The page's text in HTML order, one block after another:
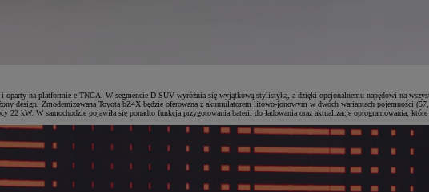
na platformie e-TNGA. W segmencie D-SUV wyróżnia się wyjątkową stylistyką, a dzięki opcjonalnemu napędowi na
design. Zmodernizowana Toyota bZ4X będzie oferowana z akumulatorem litowo-jonowym w dwóch wariantach
22 kW. W samochodzie pojawiła się ponadto funkcja przygotowania baterii do ładowania oraz aktualizacje oprogramowania,